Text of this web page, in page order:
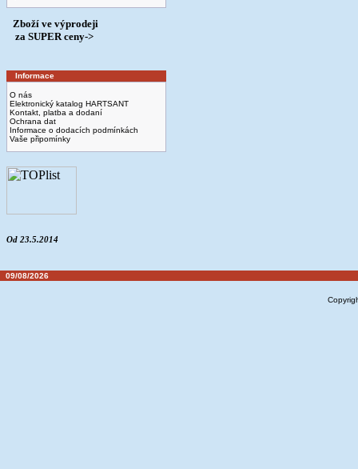
Zboží ve výprodeji
­ za SUPER ceny->
Informace
O nás
Elektronický katalog HARTSANT
Kontakt, platba a dodaní
Ochrana dat
Informace o dodacích podmínkách
Vaše připomínky
Od 23.5.2014
09/08/2026